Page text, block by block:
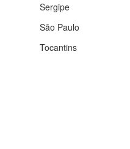
Sergipe
São Paulo
Tocantins